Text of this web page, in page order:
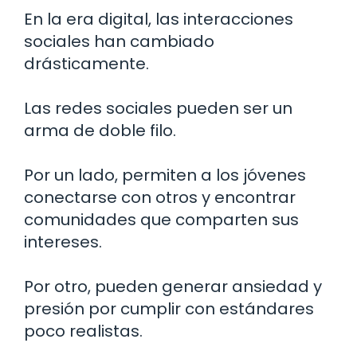
En la era digital, las interacciones
sociales han cambiado
drásticamente.
Las redes sociales pueden ser un
arma de doble filo.
Por un lado, permiten a los jóvenes
conectarse con otros y encontrar
comunidades que comparten sus
intereses.
Por otro, pueden generar ansiedad y
presión por cumplir con estándares
poco realistas.